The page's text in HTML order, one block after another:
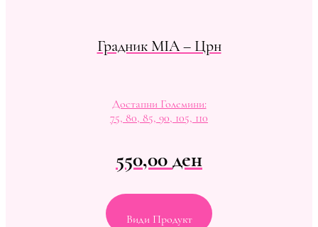
Градник MIA – Црн
Достапни Големини:
75, 80, 85, 90, 105, 110
550,00ден
Види Продукт